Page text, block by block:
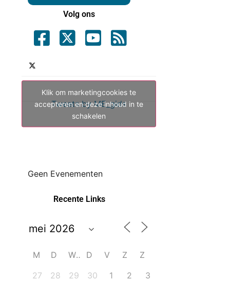
Volg ons
Tweets by ME_gids
Klik om marketingcookies te
accepteren en deze inhoud in te
schakelen
Geen Evenementen
Recente Links
M D W D V Z
Z
27
28 29 30 1 2
3